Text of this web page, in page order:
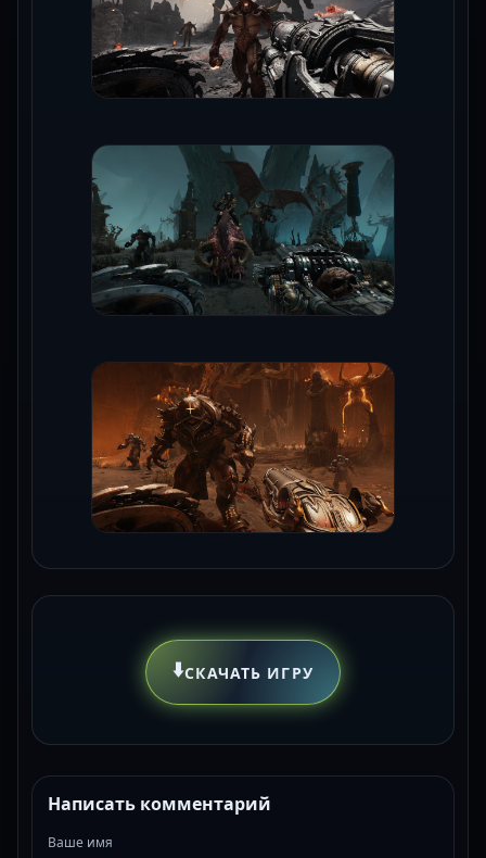
⬇️СКАЧАТЬ ИГРУ
Написать комментарий
Ваше имя